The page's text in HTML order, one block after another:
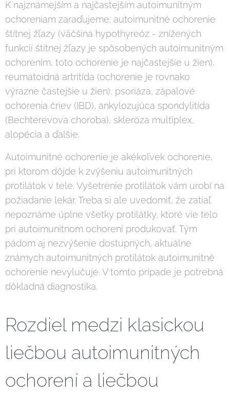
K najznámejším a najčastejším autoimunitným
ochoreniam zaraďujeme: autoimunitné ochorenie
štítnej žľazy (väčšina hypothyreóz - znížených
funkcií štítnej žľazy je spôsobených autoimunitným
ochorením, toto ochorenie je najčastejšie u žien),
reumatoidná artritída (ochorenie je rovnako
výrazne častejšie u žien), psoriáza, zápalové
ochorenia čriev (IBD), ankylozujúca spondylitída
(Bechterevova choroba), skleróza multiplex,
alopécia a ďalšie.
Autoimunitné ochorenie je akékoľvek ochorenie,
pri ktorom dôjde k zvýšeniu autoimunitných
protilátok v tele. Vyšetrenie protilátok vám urobí na
požiadanie lekár. Treba si ale uvedomiť, že zatiaľ
nepoznáme úplne všetky protilátky, ktoré vie telo
pri autoimunitnom ochorení produkovať. Tým
pádom aj nezvýšenie dostupných, aktuálne
známych autoimunitných protilátok autoimunitné
ochorenie nevylučuje. V tomto prípade je potrebná
dôkladná diagnostika.
Rozdiel medzi klasickou
liečbou autoimunitných
ochorení a liečbou